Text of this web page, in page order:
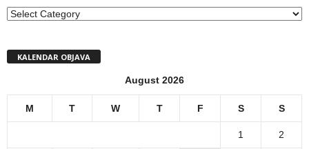
MENI
KALENDAR OBJAVA
August 2026
M T W T F S S
1 2